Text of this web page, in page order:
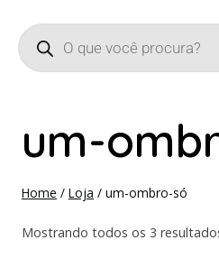
um-
Home / Loja / um-ombro-só
Mostrando todos os 3